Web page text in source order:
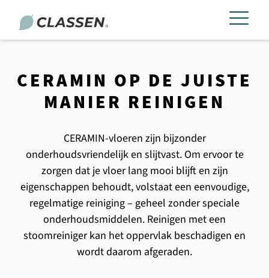
CERAMIN OP DE JUISTE
MANIER REINIGEN
CERAMIN-vloeren zijn bijzonder
onderhoudsvriendelijk en slijtvast. Om ervoor te
zorgen dat je vloer lang mooi blijft en zijn
eigenschappen behoudt, volstaat een eenvoudige,
regelmatige reiniging – geheel zonder speciale
onderhoudsmiddelen. Reinigen met een
stoomreiniger kan het oppervlak beschadigen en
wordt daarom afgeraden.